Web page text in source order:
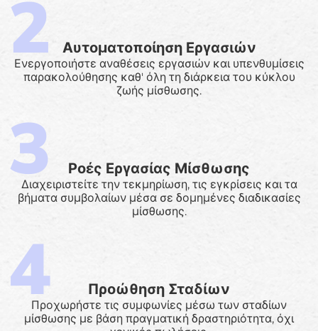
Αυτοματοποίηση Εργασιών
Ενεργοποιήστε αναθέσεις εργασιών και υπενθυμίσεις
παρακολούθησης καθ' όλη τη διάρκεια του κύκλου
ζωής μίσθωσης.
Ροές Εργασίας Μίσθωσης
Διαχειριστείτε την τεκμηρίωση, τις εγκρίσεις και τα
βήματα συμβολαίων μέσα σε δομημένες διαδικασίες
μίσθωσης.
Προώθηση Σταδίων
Προχωρήστε τις συμφωνίες μέσω των σταδίων
μίσθωσης με βάση πραγματική δραστηριότητα, όχι